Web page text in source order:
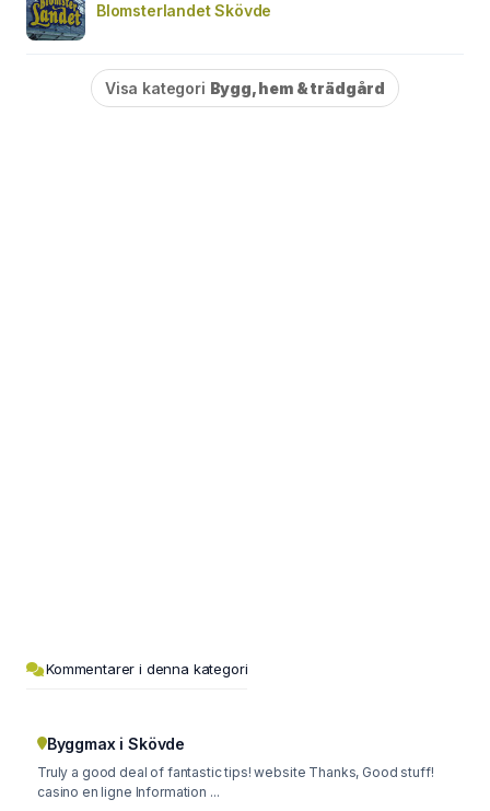
Blomsterlandet Skövde
Visa kategori Bygg, hem & trädgård
Kommentarer i denna kategori
Byggmax i Skövde
Truly a good deal of fantastic tips! website Thanks, Good stuff!
casino en ligne Information ...